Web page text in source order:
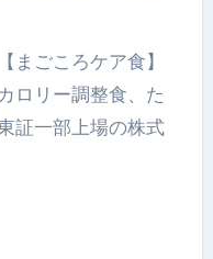
まごころケア食】
ロリー調整食、た
証一部上場の株式